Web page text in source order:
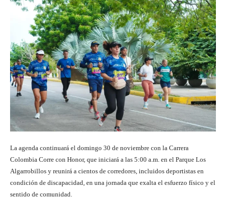
La agenda continuará el domingo 30 de noviembre con la Carrera
Colombia Corre con Honor, que iniciará a las 5:00 a.m. en el Parque Los
Algarrobillos y reunirá a cientos de corredores, incluidos deportistas en
condición de discapacidad, en una jornada que exalta el esfuerzo físico y el
sentido de comunidad.